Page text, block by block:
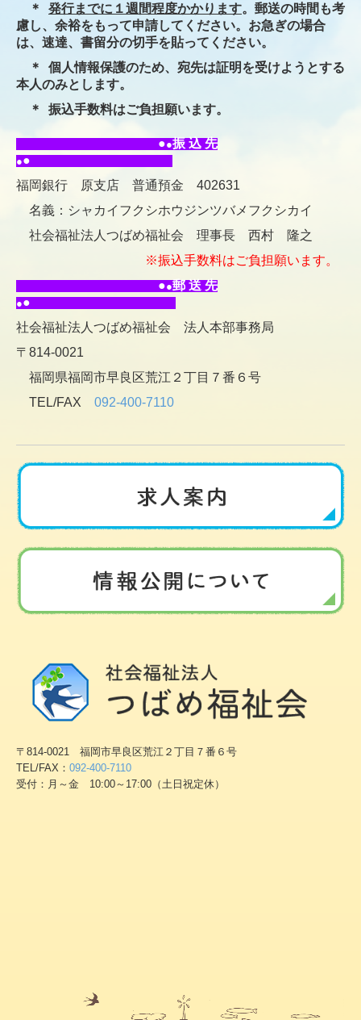
＊ 発行までに１週間程度かかります。郵送の時間も考
慮し、余裕をもって申請してください。お急ぎの場合
は、速達、書留分の切手を貼ってください。
＊ 個人情報保護のため、宛先は証明を受けようとする
本人のみとします。
＊ 振込手数料はご負担願います。
●●振 込 先
●●
福岡銀行 原支店 普通預金 402631
名義：シャカイフクシホウジンツバメフクシカイ
社会福祉法人つばめ福祉会 理事長 西村 隆之
※振込手数料はご負担願います。
●●郵 送 先
●●
社会福祉法人つばめ福祉会 法人本部事務局
〒814-0021
福岡県福岡市早良区荒江２丁目７番６号
TEL/FAX 092-400-7110
〒814-0021 福岡市早良区荒江２丁目７番６号
TEL/FAX： 092-400-7110
受付：月～金 10:00～17:00（土日祝定休）